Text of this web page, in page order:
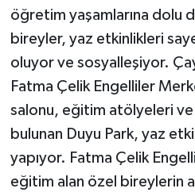
öğretim yaşamlarına dolu
bireyler, yaz etkinlikleri
oluyor ve sosyalleşiyor.
Fatma Çelik Engelliler
salonu, eğitim atölyeleri ve
bulunan Duyu Park, yaz
yapıyor. Fatma Çelik
eğitim alan özel bireylerin